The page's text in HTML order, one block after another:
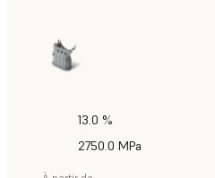
13.0 %
2750.0 MPa